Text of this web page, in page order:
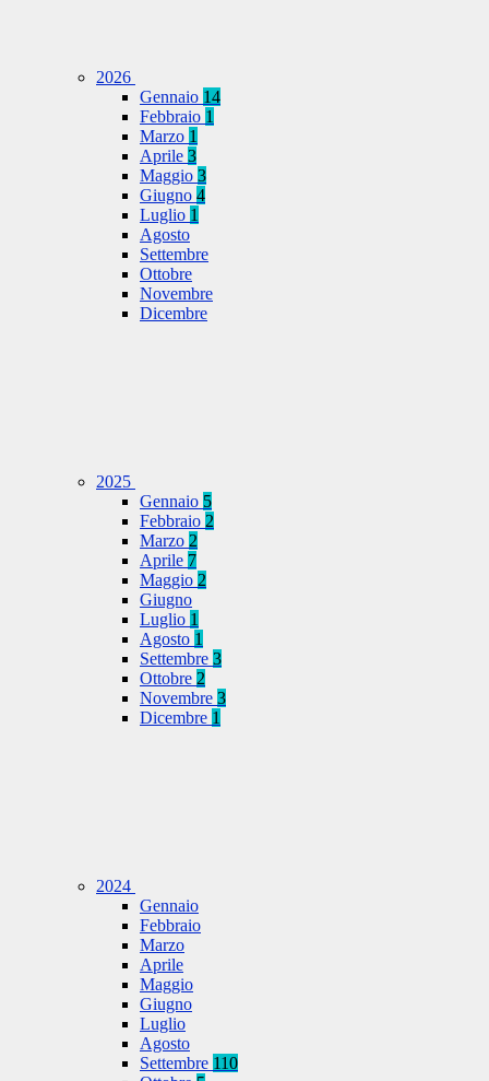
2026
Gennaio 14
Febbraio 1
Marzo 1
Aprile 3
Maggio 3
Giugno 4
Luglio 1
Agosto
Settembre
Ottobre
Novembre
Dicembre
2025
Gennaio 5
Febbraio 2
Marzo 2
Aprile 7
Maggio 2
Giugno
Luglio 1
Agosto 1
Settembre 3
Ottobre 2
Novembre 3
Dicembre 1
2024
Gennaio
Febbraio
Marzo
Aprile
Maggio
Giugno
Luglio
Agosto
Settembre 110